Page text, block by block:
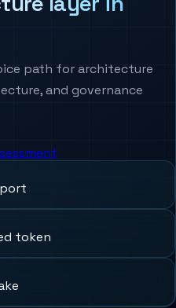
path for architecture
and governance
token